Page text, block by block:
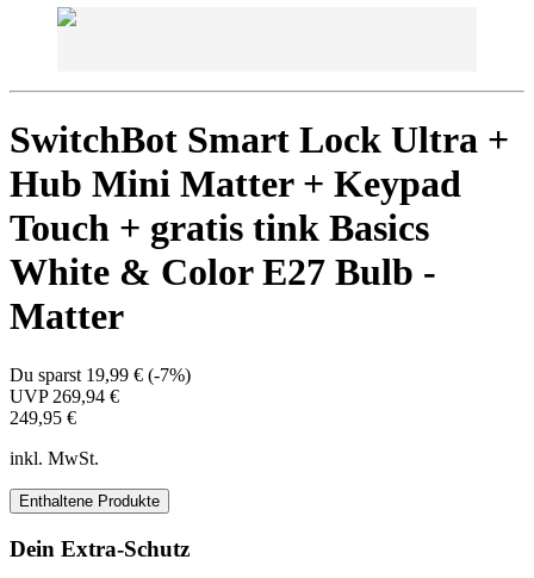
SwitchBot Smart Lock Ultra +
Hub Mini Matter + Keypad
Touch + gratis tink Basics
White & Color E27 Bulb -
Matter
Du sparst 19,99 € (-7%)
UVP 269,94 €
249,95 €
inkl. MwSt.
Enthaltene Produkte
Dein Extra-Schutz